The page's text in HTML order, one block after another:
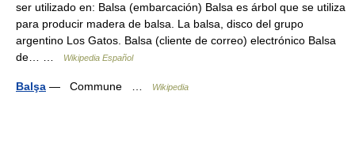
ser utilizado en: Balsa (embarcación) Balsa es árbol que se utiliza
para producir madera de balsa. La balsa, disco del grupo
argentino Los Gatos. Balsa (cliente de correo) electrónico Balsa
de… …
Wikipedia Español
Balşa — Commune … Wikipedia